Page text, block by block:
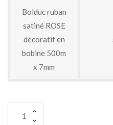
Bolduc ruban
satiné ROSE
décoratif en
bobine 500m
x 7mm